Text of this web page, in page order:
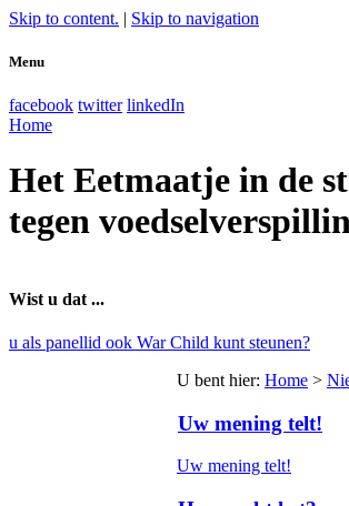
Skip to content. | Skip to navigation
Menu
facebook twitter linkedIn
Home
Het Eetmaatje in de
tegen
Wist u dat ...
u als panellid ook War Child kunt steunen?
U bent hier: Home >
Uw mening telt!
Uw mening telt!